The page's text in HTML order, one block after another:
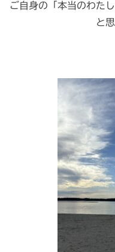
ご自身の「本当のわた
と